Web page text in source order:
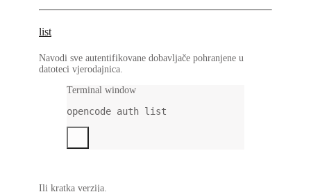
list
Navodi sve autentifikovane dobavljače pohranjene u
datoteci vjerodajnica.
Terminal window
opencode auth list
Ili kratka verzija.